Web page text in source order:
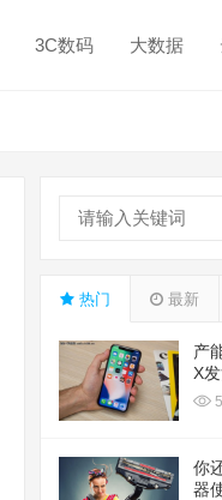
3C数码 大数据
热门 最新
产
X
你
器